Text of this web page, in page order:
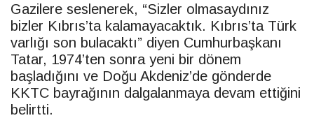
Gazilere seslenerek, “Sizler olmasaydınız
bizler Kıbrıs’ta kalamayacaktık. Kıbrıs’ta Türk
varlığı son bulacaktı” diyen Cumhurbaşkanı
Tatar, 1974’ten sonra yeni bir dönem
başladığını ve Doğu Akdeniz’de gönderde
KKTC bayrağının dalgalanmaya devam ettiğini
belirtti.